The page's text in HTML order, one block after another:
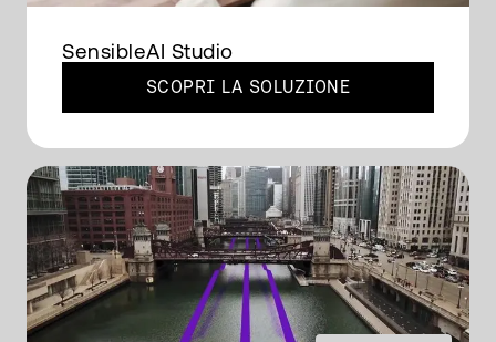
SensibleAI Studio
SCOPRI LA SOLUZIONE